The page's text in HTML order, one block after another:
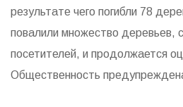
результате чего погибли 78
повалили множество деревьев,
посетителей, и продолжается
Общественность